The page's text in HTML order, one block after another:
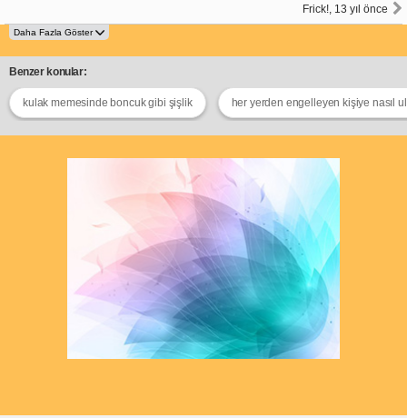
Frick!, 13 yıl önce
Benzer konular:
kulak memesinde boncuk gibi şişlik her yerden engelleyen kişiye nasıl